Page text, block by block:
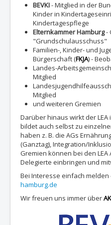
BEVKI- Mitglied in der
Kinder in
Kindertagespflege
Elternkammer Hamburg-
"Grundschulausschuss"
Familien-, Kinder- und
Bürgerschaft (FKJA) -
Landes-
Mitglied
Mitglied
und weiteren Gremien
Darüber hinaus wirkt der LEA
bildet auch selbst zu
haben z. B. die AGs
(Ganztag), Integration/
Gremien können bei den LEA
Delegierte einbringen und
Bei Interesse einfach melden
hamburg.de
Wir freuen uns immer über